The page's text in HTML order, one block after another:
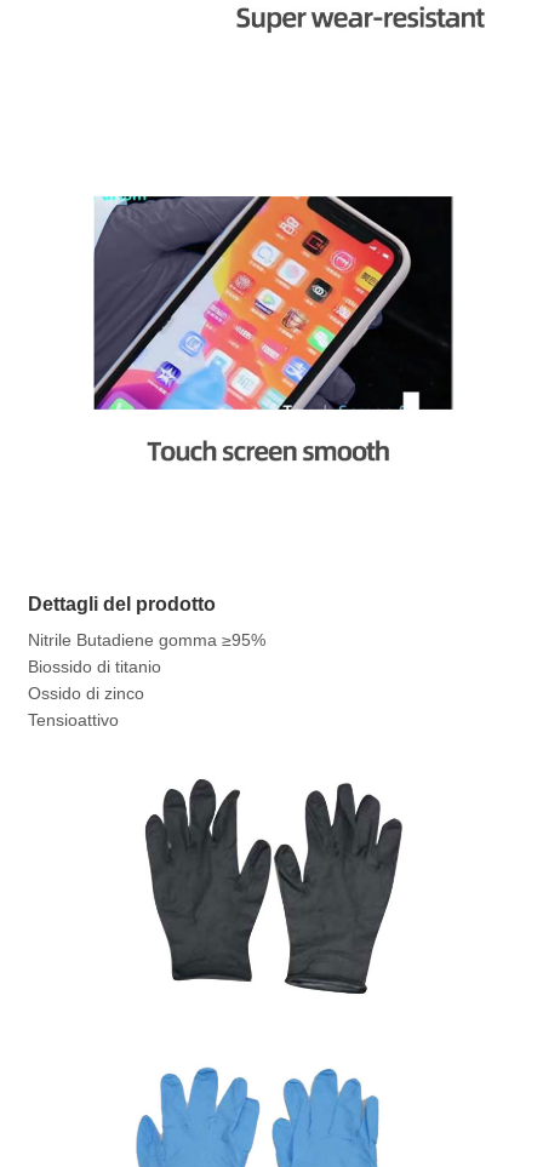
Dettagli del prodotto
Nitrile Butadiene gomma ≥95%
Biossido di titanio
Ossido di zinco
Tensioattivo